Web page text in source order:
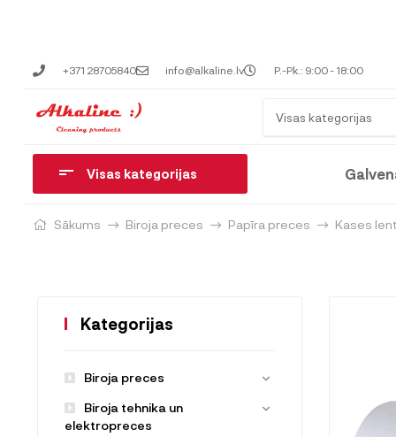
+371 28705840 info@alkaline.lv P.-Pk.: 9:00 - 18:00
Visas kategorijas
Visas kategorijas
Sākums Biroja preces Papīra preces Kases
Kategorijas
Biroja preces
Biroja tehnika un
elektropreces